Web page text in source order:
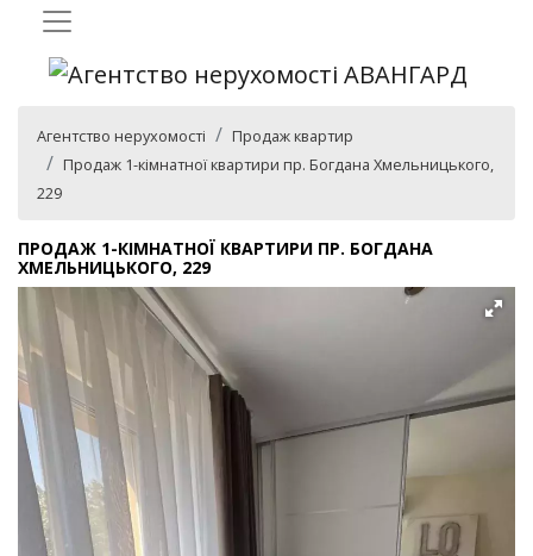
Агентство нерухомості
Продаж квартир
Продаж 1-кімнатної квартири пр. Богдана Хмельницького,
229
ПРОДАЖ 1-КІМНАТНОЇ КВАРТИРИ ПР. БОГДАНА
ХМЕЛЬНИЦЬКОГО, 229